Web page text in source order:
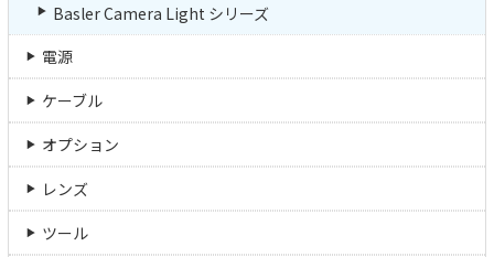
Basler Camera Light シリーズ
電源
ケーブル
オプション
レンズ
ツール